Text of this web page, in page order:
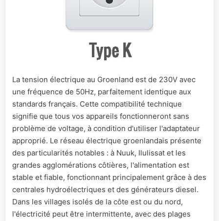
La tension électrique au Groenland est de 230V avec
une fréquence de 50Hz, parfaitement identique aux
standards français. Cette compatibilité technique
signifie que tous vos appareils fonctionneront sans
problème de voltage, à condition d'utiliser l'adaptateur
approprié. Le réseau électrique groenlandais présente
des particularités notables : à Nuuk, Ilulissat et les
grandes agglomérations côtières, l'alimentation est
stable et fiable, fonctionnant principalement grâce à des
centrales hydroélectriques et des générateurs diesel.
Dans les villages isolés de la côte est ou du nord,
l'électricité peut être intermittente, avec des plages